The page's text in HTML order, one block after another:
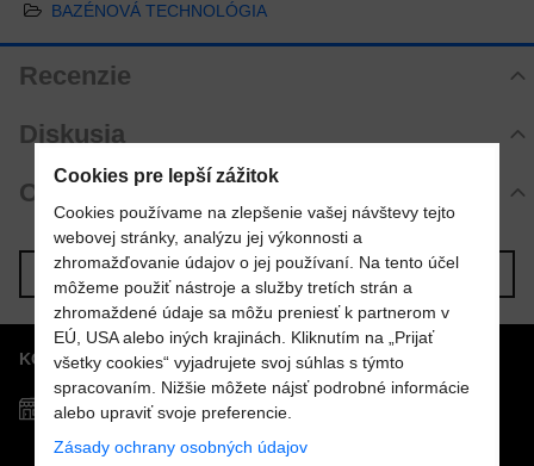
BAZÉNOVÁ TECHNOLÓGIA
Recenzie
Zatiaľ bez hodnotenia. Buďte prvý!
Pridať recenziu
Diskusia
Komentáre k produktu
Zatiaľ nie sú žiadne komentáre! Buďte prvý!
Nový komentár
Otázka k produktu
Nová otázka k produktu
MENO
VÁŠ E-MAIL
VAŠA OTÁZKA K PRODUKTU
Predchádzajúci produkt Nasledujúci produkt
KONTAKTY
Predajňa MOSTPOOLS
040 01 Košice
Cookies pre lepší zážitok
Cookies používame na zlepšenie vašej návštevy tejto
webovej stránky, analýzu jej výkonnosti a
zhromažďovanie údajov o jej používaní. Na tento účel
môžeme použiť nástroje a služby tretích strán a
zhromaždené údaje sa môžu preniesť k partnerom v
EÚ, USA alebo iných krajinách. Kliknutím na „Prijať
všetky cookies“ vyjadrujete svoj súhlas s týmto
spracovaním. Nižšie môžete nájsť podrobné informácie
alebo upraviť svoje preferencie.
Zásady ochrany osobných údajov